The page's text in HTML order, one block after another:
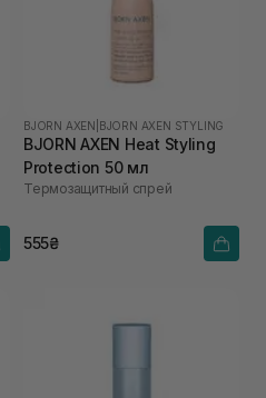
BJORN AXEN BJORN AXEN STYLING
BJORN AXEN Heat Styling
Protection 50 мл
Термозащитный спрей
555₴